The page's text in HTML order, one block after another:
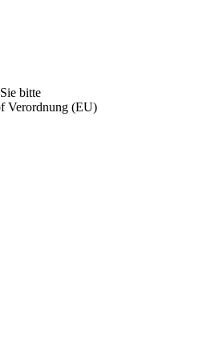
bitte
Verordnung (EU)